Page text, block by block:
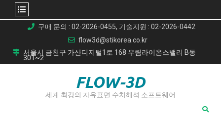
content
구매 문의 : 02-2026-0455, 기술지원 : 02-2026-0442
flow3d@stikorea.co.kr
서울시 금천구 가산디지털1로 168 우림라이온스밸리 B동
301~2
FLOW-3D
세계 최강의 자유표면 수치해석 소프트웨어